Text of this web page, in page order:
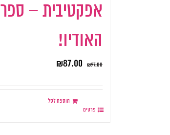
אפקטיבית – ספר
האודיו!
₪97.00
₪87.00
הוספה לסל
פרטים